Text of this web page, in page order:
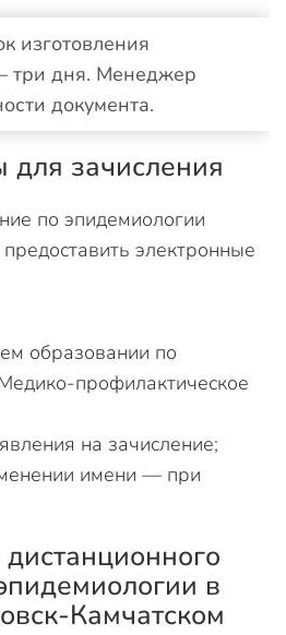
изготовления
три дня. Менеджер
документа.
зачисления
по эпидемиологии
электронные
образовании по
профилактическое
на зачисление;
имени — при
в
Камчатском